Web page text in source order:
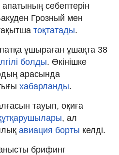
себептерін
Грозный мен
тоқтатады.
ұшыраған ұшақта 38
болды. Өкінішке
арасында
хабарланды.
тауып, оқиға
, ал
авиация борты келді.
брифинг